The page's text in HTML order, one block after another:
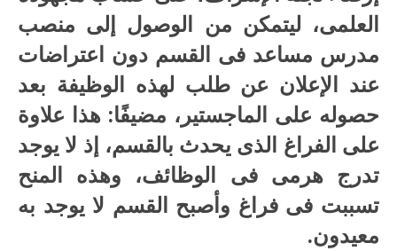
العلمى، ليتمكن من الوصول إلى منصب
مدرس مساعد فى القسم دون اعتراضات
عند الإعلان عن طلب لهذه الوظيفة بعد
حصوله على الماجستير، مضيفًا: هذا علاوة
على الفراغ الذى يحدث بالقسم، إذ لا يوجد
تدرج هرمى فى الوظائف، وهذه المنح
تسببت فى فراغ وأصبح القسم لا يوجد به
معيدون.